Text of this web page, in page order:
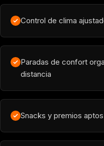
Control de clima
Paradas de confort
distancia
Snacks y premios